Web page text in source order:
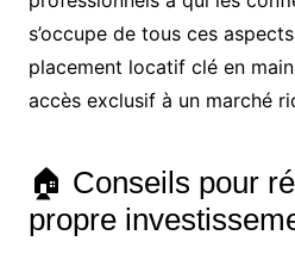
s’occupe de tous ces
placement locatif clé en
accès exclusif à un marché
🏠 Conseils pour
propre